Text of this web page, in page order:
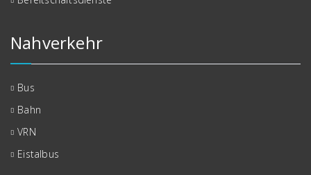
Nahverkehr
Bus
Bahn
VRN
Eistalbus